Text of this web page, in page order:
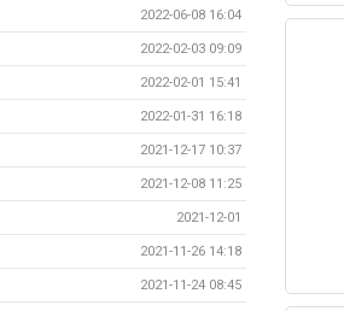
2022-06-08 16:04
2022-02-03 09:09
2022-02-01 15:41
2022-01-31 16:18
2021-12-17 10:37
2021-12-08 11:25
2021-12-01
2021-11-26 14:18
2021-11-24 08:45